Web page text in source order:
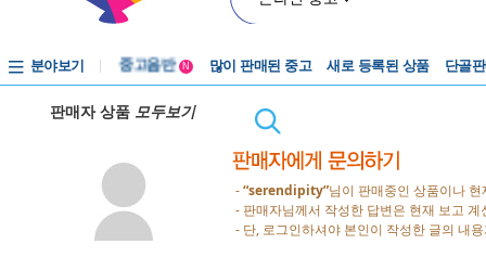
분야보기
중고음반
중고음반
N 많이 판매된 중고 새로 등록된 상품 단골
판매자 상품 모두보기
-“serendipity”님이 판매중인 상품이나
- 판매자님께서 작성한 답변은 현재 보고
- 단, 로그인하셔야 본인이 작성한 글의 내